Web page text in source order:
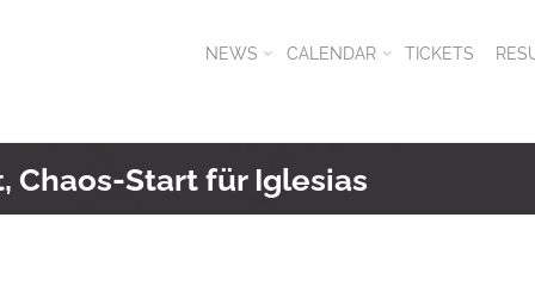
NEWS CALENDAR TICKETS
Chaos-Start für Iglesias